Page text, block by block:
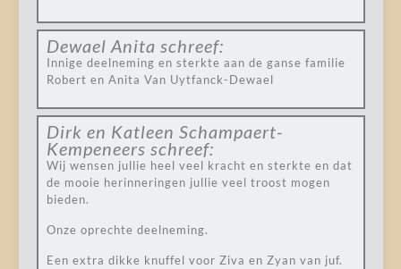
Dewael Anita schreef:
Innige deelneming en sterkte aan de ganse familie
Robert en Anita Van Uytfanck-Dewael
Dirk en Katleen Schampaert-
Kempeneers schreef:
Wij wensen jullie heel veel kracht en sterkte en dat
de mooie herinneringen jullie veel troost mogen
bieden.
Onze oprechte deelneming.
Een extra dikke knuffel voor Ziva en Zyan van juf.